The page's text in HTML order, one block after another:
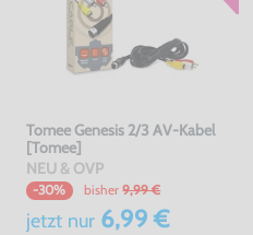
Tomee Genesis 2/3 AV-Kabel
[Tomee]
NEU & OVP
-30% bisher 9,99 €
jetzt nur6,99 €